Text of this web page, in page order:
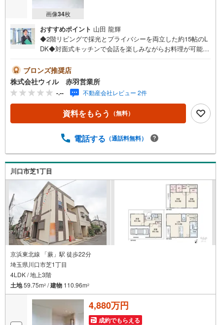
画像34枚
おすすめポイント 山田 龍輝
◆2階リビングで採光とプライバシーを両立した約15帖のL
DK◆対面式キッチンで会話を楽しみながらお料理が可能◆
◆家族全員での就寝も可能な約8帖の主寝室◆全居室に収納
が備わり、スッキリとした住空間◆天候に左右されずお洗
濯が可能な浴室乾燥機付き◆前面道路幅員約6mと駐車もス
ムーズ◆不在時にも荷物の受取が可能な宅配ボックス完備
◆設計・建設性能評価やBELSを取得した省エネ住宅◆地盤
サポート20年保証等サポートも充実◆「イオンモール川口
はお電話が繋がりやすくなっております。お気軽にご連絡
希望の日時をご記入いただけますとスムーズにご案内が可
能です。～住宅ローン～諸費用込融資や築年数の古い物件
のローンも得意としており、最適な銀行をご提案します。
～リフォーム～理想の間取り、テイストを作り上げられま
す！リフォームプランナーの同行も可能です。
ブロンズ推奨店
株式会社ウィル 赤羽営業所
-.-- 不動産会社レビュー 2件
資料をもらう （無料）
電話する （通話料無料）
川口市芝1丁目
京浜東北線 「蕨」駅 徒歩22分
埼玉県川口市芝1丁目
4LDK / 地上3階
土地59.75m2 /建物 110.96m2
4,880万円
成約でもらえる